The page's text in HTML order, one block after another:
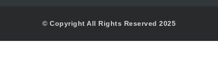
© Copyright All Rights Reserved 2025